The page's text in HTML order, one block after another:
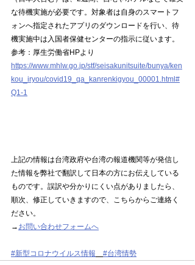
な待機実施が必要です。対象者は自身のスマートフ
ォンへ指定されたアプリのダウンロードを行い、待
機実施中は入国者保健センターの指示に従います。
参考：厚生労働省HPより
https://www.mhlw.go.jp/stf/seisakunitsuite/bunya/ken
kou_iryou/covid19_qa_kanrenkigyou_00001.html#
Q1-1
上記の情報は台湾政府や台湾の報道機関等が発信し
た情報を弊社で翻訳して日本の方にお伝えしている
ものです。誤訳や分かりにくい点がありましたら、
順次、修正していきますので、こちらからご連絡く
ださい。
→ お問い合わせフォームへ
#新型コロナウイルス情報 #台湾情勢